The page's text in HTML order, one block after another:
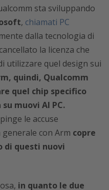
sta sviluppando
, chiamati PC
dalla tecnologia di
la licenza che
utilizzare quel design sui
quindi, Qualcomm
quel chip specifico
muovi AI PC.
le accuse
con Arm copre
di questi nuovi
in quanto le due